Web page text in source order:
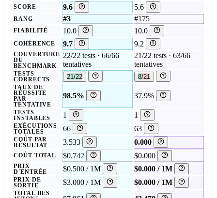
SCORE 9.6 5.6
RANG #3 #175
FIABILITÉ 10.0 10.0
COHÉRENCE 9.7 9.2
COUVERTURE
DU
BENCHMARK
22/22 tests · 66/66
tentatives
21/22 tests · 63/66
tentatives
TESTS
CORRECTS
21/22 8/21
TAUX DE
RÉUSSITE
PAR
TENTATIVE
98.5% 37.9%
TESTS
INSTABLES
1 1
EXÉCUTIONS
TOTALES
66 63
COÛT PAR
RÉSULTAT
3.533 0.000
COÛT TOTAL $0.742 $0.000
PRIX
D'ENTRÉE
$0.500 / 1M $0.000 / 1M
PRIX DE
SORTIE
$3.000 / 1M $0.000 / 1M
TOTAL DES